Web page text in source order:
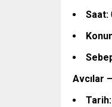
Saat:
Avcılar
Tarih: